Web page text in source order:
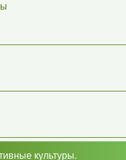
культуры.